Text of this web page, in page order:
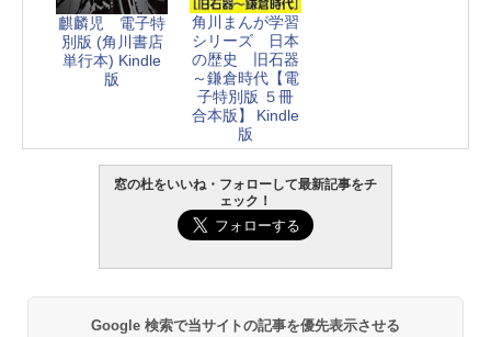
麒麟児 電子特
別版 (角川書店
単行本) Kindle
版
角川まんが学習
シリーズ 日本
の歴史 旧石器
～鎌倉時代【電
子特別版 ５冊
合本版】 Kindle
版
窓の杜をいいね・フォローして最新記事をチ
ェック！
Google 検索で当サイトの記事を優先表示させる